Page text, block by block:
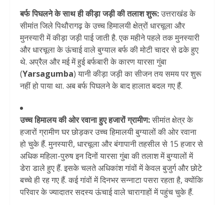
बर्फ पिघलने के साथ ही कीड़ा जड़ी की तलाश शुरू:उत्तराखंड के
सीमांत जिले पिथौरागढ़ के उच्च हिमालयी क्षेत्रों धारचूला और
मुनस्यारी में कीड़ा जड़ी पाई जाती है. एक महीने पहले तक मुनस्यारी
और धारचूला के ऊंचाई वाले बुग्याल बर्फ की मोटी चादर से ढके हुए
थे. अप्रैल और मई में हुई बर्फबारी के कारण यारसा गुंबा
(Yarsagumba) यानी कीड़ा जड़ी का सीजन तय समय पर शुरू
नहीं हो पाया था. अब बर्फ पिघलने के बाद हालात बदल गए हैं.
उच्च हिमालय की ओर रवाना हुए हजारों ग्रामीण:सीमांत क्षेत्र के
हजारों ग्रामीण घर छोड़कर उच्च हिमालयी बुग्यालों की ओर रवाना
हो चुके हैं. मुनस्यारी, धारचूला और बंगापानी तहसील से 15 हजार से
अधिक महिला-पुरुष इन दिनों यारसा गुंबा की तलाश में बुग्यालों में
डेरा डाले हुए हैं. इसके चलते अधिकांश गांवों में केवल बुजुर्ग और छोटे
बच्चे ही रह गए हैं. कई गांवों में दिनभर सन्नाटा पसरा रहता है, क्योंकि
परिवार के ज्यादातर सदस्य ऊंचाई वाले चारागाहों में पहुंच चुके हैं.